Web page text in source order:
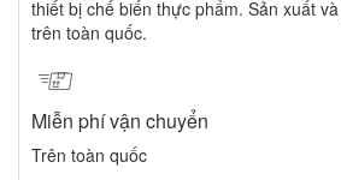
thiết bị chế biến thực phẩm. Sản xuất
trên toàn quốc.
Miễn phí vận chuyển
Trên toàn quốc